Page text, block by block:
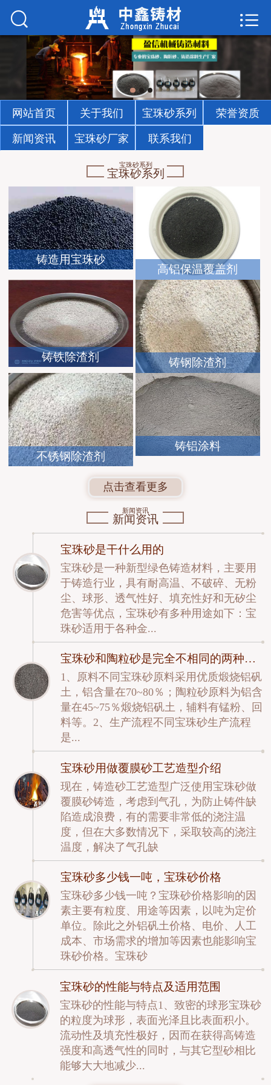
关于我们
宝珠砂系列
荣誉资质
新闻资讯
宝珠砂厂家
联系我们


网站首页 关于我们 宝珠砂系列 荣誉资质
新闻资讯 宝珠砂厂家 联系我们
宝珠砂系列
宝珠砂系列
铸造用宝珠砂
高铝保温覆盖剂
铸铁除渣剂 铸钢除渣剂
不锈钢除渣剂
铸铝涂料
点击查看更多
新闻资讯
新闻资讯
宝珠砂是干什么用的
宝珠砂是一种新型绿色铸造材料，主要用
于铸造行业，具有耐高温、不破碎、无粉
尘、球形、透气性好、填充性好和无矽尘
危害等优点，宝珠砂有多种用途如下：宝
珠砂适用于各种金...
宝珠砂和陶粒砂是完全不相同的两种材料
1、原料不同宝珠砂原料采用优质煅烧铝矾
土，铝含量在70~80％；陶粒砂原料为铝含
量在45~75％煅烧铝矾土，辅料有锰粉、回
料等。2、生产流程不同宝珠砂生产流程
是...
宝珠砂用做覆膜砂工艺造型介绍
现在，铸造砂工艺造型广泛使用宝珠砂做
覆膜砂铸造，考虑到气孔，为防止铸件缺
陷造成浪费，有的需要非常低的浇注温
度，但在大多数情况下，采取较高的浇注
温度，解决了气孔缺
宝珠砂多少钱一吨，宝珠砂价格
宝珠砂多少钱一吨？宝珠砂价格影响的因
素主要有粒度、用途等因素，以吨为定价
单位。除此之外铝矾土价格、电价、人工
成本、市场需求的增加等因素也能影响宝
珠砂价格。宝珠砂
宝珠砂的性能与特点及适用范围
宝珠砂的性能与特点1、致密的球形宝珠砂
的粒度为球形，表面光泽且比表面积小。
流动性及填充性极好，因而在获得高铸造
强度和高透气性的同时，与其它型砂相比
能够大大地减少...